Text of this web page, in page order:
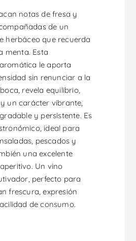
notas de fresa y
de un
herbáceo que recuerda
menta. Esta
le aporta
sin renunciar a la
revela equilibrio,
un carácter vibrante,
y persistente. Es
ideal para
pescados y
una excelente
Un vino
perfecto para
frescura, expresión
de consumo.